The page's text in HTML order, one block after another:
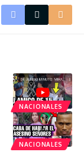
NACIONALES
NACIONALES